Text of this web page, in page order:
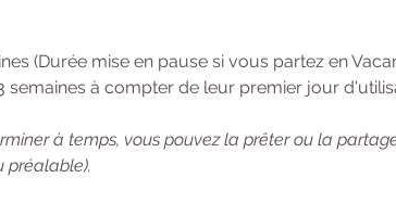
(Durée mise en pause si vous partez en
à compter de leur premier jour
à temps, vous pouvez la prêter ou la
préalable).